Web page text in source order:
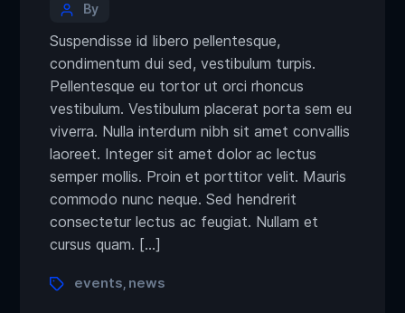
By
Suspendisse id libero pellentesque,
condimentum dui sed, vestibulum turpis.
Pellentesque eu tortor ut orci rhoncus
vestibulum. Vestibulum placerat porta sem eu
viverra. Nulla interdum nibh sit amet convallis
laoreet. Integer sit amet dolor ac lectus
semper mollis. Proin et porttitor velit. Mauris
commodo nunc neque. Sed hendrerit
consectetur lectus ac feugiat. Nullam et
cursus quam. […]
events news